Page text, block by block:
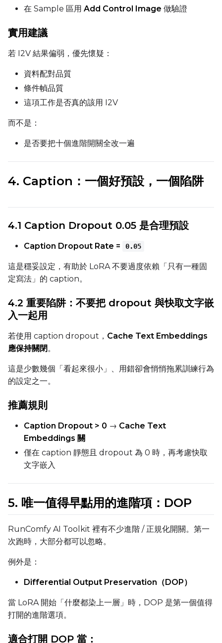
Height
Prompt
Width
LoRA Scale
Height
LoRA Scale
Width
在 Sample 區用 Add Control Image 做驗證
實用建議
若 I2V 結果偏弱，優先懷疑：
資料配對品質
條件幀品質
這項工作是否真的該用 I2V
而不是：
是否要把十個進階開關全改一遍
4. Caption：一個好預設，一個陷阱
4.1 Caption Dropout 0.05 是合理預設
Caption Dropout Rate = 0.05
這是穩妥設定，有助於 LoRA 不要過度依賴「只有一種固
定寫法」的 caption。
4.2 重要陷阱：不要把 dropout 與快取文字嵌
入一起用
若使用 caption dropout， Cache Text Embeddings
應保持關閉。
這是少數幾個「看起來很小」、用錯卻會悄悄拖累訓練行為
的設定之一。
推薦規則
Caption Dropout > 0 → Cache Text
Embeddings 關
僅在 caption 靜態且 dropout 為 0 時，再考慮快取
文字嵌入
5. 唯一值得早點用的進階項：DOP
RunComfy AI Toolkit 裡有不少進階 / 正規化開關。第一
次跑時，大部分都可以忽略。
例外是：
Differential Output Preservation（DOP）
當 LoRA 開始「什麼都染上一層」時，DOP 是第一個值得
打開的進階選項。
適合打開 DOP 當：